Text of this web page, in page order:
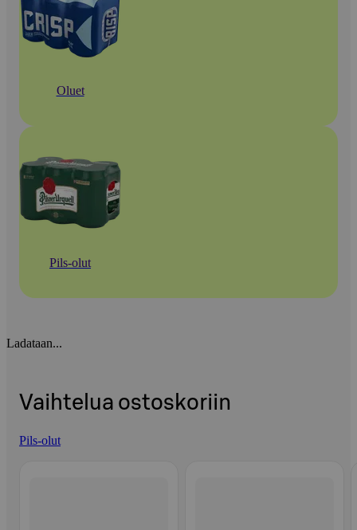
Oluet
Pils-olut
Ladataan...
Vaihtelua ostoskoriin
Pils-olut